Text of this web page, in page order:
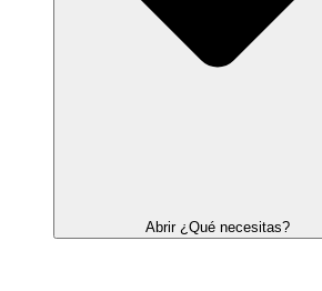
Abrir ¿Qué necesitas?